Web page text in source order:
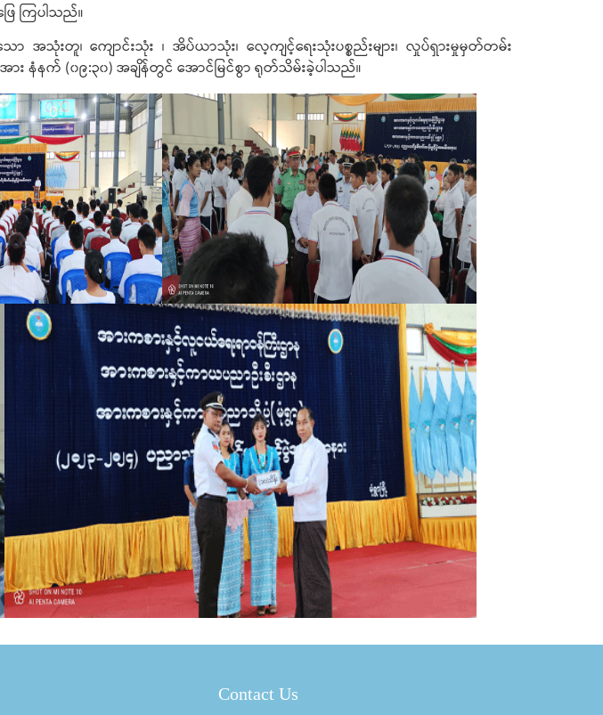
ကြပါသည်။
သုံးတူ၊ ကျောင်းသုံး ၊ အိပ်ယာသုံး၊ လေ့ကျင့်ရေးသုံးပစ္စည်းများ၊ လှုပ်ရှားမှုမှတ်တမ်း
ား နံနက် (၀၉:၃၀) အချိန်တွင် အောင်မြင်စွာ ရုတ်သိမ်းခဲ့ပါသည်။
Contact Us